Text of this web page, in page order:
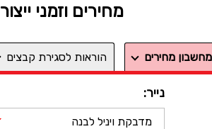
מחירים וזמני ייצור
מחשבון מחירים הוראות לסגירת קבצים
נייר:
מדבקת ויניל לבנה